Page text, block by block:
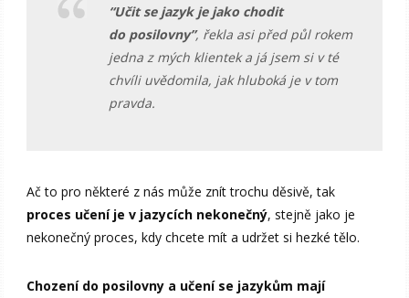
“Učit se jazyk je jako chodit
do posilovny”, řekla asi před půl rokem
jedna z mých klientek a já jsem si v té
chvíli uvědomila, jak hluboká je v tom
pravda.
Ač to pro některé z nás může znít trochu děsivě, tak
proces učení je v jazycích nekonečný, stejně jako je
nekonečný proces, kdy chcete mít a udržet si hezké tělo.
Chození do posilovny a učení se jazykům mají